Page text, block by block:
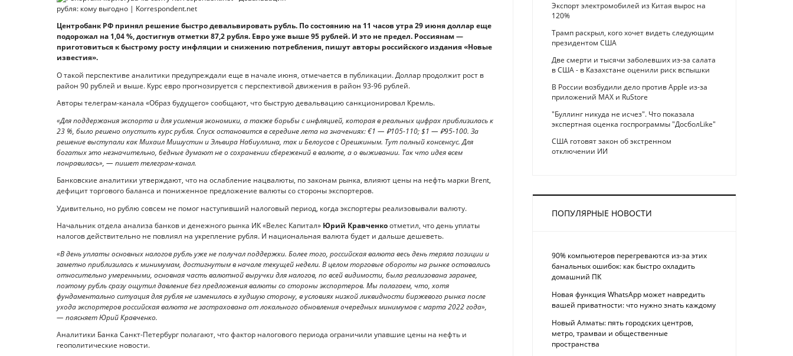
Центробанк РФ принял решение быстро девальвировать рубль. По состоянию на 11 часов утра 29 июня доллар еще
подорожал на 1,04 %, достигнув отметки 87,2 рубля. Евро уже выше 95 рублей. И это не предел. Россиянам —
приготовиться к быстрому росту инфляции и снижению потребления, пишут авторы российского издания «Новые
известия».
О такой перспективе аналитики предупреждали еще в начале июня, отмечается в публикации. Доллар продолжит рост в
район 90 рублей и выше. Курс евро прогнозируется с перспективой движения в район 93-96 рублей.
Авторы телеграм-канала «Образ будущего» сообщают, что быструю девальвацию санкционировал Кремль.
«Для поддержания экспорта и для усиления экономики, а также борьбы с инфляцией, которая в реальных цифрах приблизилась к
23 %, было решено опустить курс рубля. Спуск остановится в середине лета на значениях: €1 — ₽105-110; $1 — ₽95-100. За
решение выступали как Михаил Мишустин и Эльвира Набиуллина, так и Белоусов с Орешкиным. Тут полный консенсус. Для
богатых это незначительно, бедные думают не о сохранении сбережений в валюте, а о выживании. Так что идея всем
понравилась», — пишет телеграм-канал.
Банковские аналитики утверждают, что на ослабление нацвалюты, по законам рынка, влияют цены на нефть марки Brent,
дефицит торгового баланса и пониженное предложение валюты со стороны экспортеров.
Удивительно, но рублю совсем не помог наступивший налоговый период, когда экспортеры реализовывали валюту.
Начальник отдела анализа банков и денежного рынка ИК «Велес Капитал» Юрий Кравченкоотметил, что день уплаты
налогов действительно не повлиял на укрепление рубля. И национальная валюта будет и дальше дешеветь.
«В день уплаты основных налогов рубль уже не получал поддержки. Более того, российская валюта весь день теряла позиции и
заметно приблизилась к минимумам, достигнутым в начале текущей недели. В целом торговые обороты на рынке оставались
относительно умеренными, основная часть валютной выручки для налогов, по всей видимости, была реализована заранее,
поэтому рубль сразу ощутил давление без предложения валюты со стороны экспортеров. Мы полагаем, что, хотя
фундаментально ситуация для рубля не изменилась в худшую сторону, в условиях низкой ликвидности биржевого рынка после
ухода экспортеров российская валюта не застрахована от локального обновления очередных минимумов с марта 2022 года»,
— поясняет Юрий Кравченко.
Аналитики Банка Санкт-Петербург полагают, что фактор налогового периода ограничили упавшие цены на нефть и
геополитические новости.
Экспорт электромобилей из Китая вырос на
120%
Трамп раскрыл, кого хочет видеть следующим
президентом США
Две смерти и тысячи заболевших из-за салата
в США - в Казахстане оценили риск вспышки
В России возбудили дело против Apple из-за
приложений MAX и RuStore
"Буллинг никуда не исчез". Что показала
экспертная оценка госпрограммы "ДосболLike"
США готовят закон об экстренном
отключении ИИ
ПОПУЛЯРНЫЕ НОВОСТИ
90% компьютеров перегреваются из-за этих
банальных ошибок: как быстро охладить
домашний ПК
Новая функция WhatsApp может навредить
вашей приватности: что нужно знать каждому
Новый Алматы: пять городских центров,
метро, трамваи и общественные
пространства